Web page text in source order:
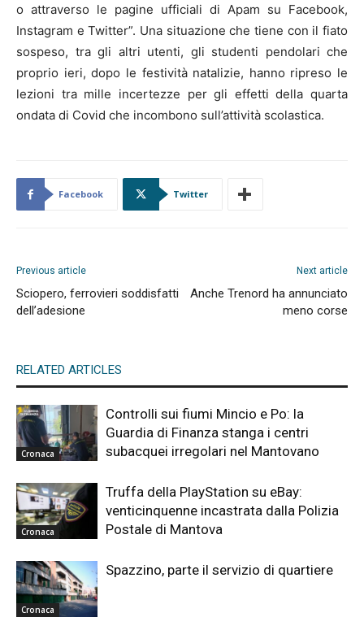
o attraverso le pagine ufficiali di Apam su Facebook,
Instagram e Twitter”. Una situazione che tiene con il fiato
sospeso, tra gli altri utenti, gli studenti pendolari che
proprio ieri, dopo le festività natalizie, hanno ripreso le
lezioni tra mille incertezze per gli effetti della quarta
ondata di Covid che incombono sull’attività scolastica.
Facebook Twitter
Previous article
Sciopero, ferrovieri soddisfatti
dell’adesione
Next article
Anche Trenord ha annunciato
meno corse
RELATED ARTICLES
Cronaca
Controlli sui fiumi Mincio e Po: la
Guardia di Finanza stanga i centri
subacquei irregolari nel Mantovano
Cronaca
Truffa della PlayStation su eBay:
venticinquenne incastrata dalla Polizia
Postale di Mantova
Cronaca
Spazzino, parte il servizio di quartiere